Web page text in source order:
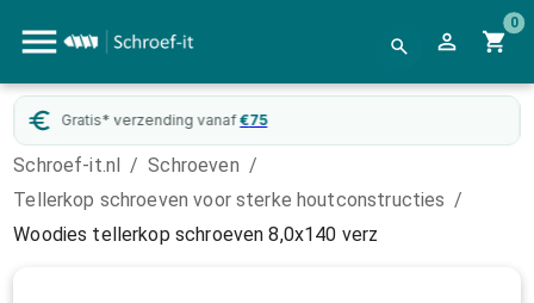
0
verzending vanaf €75
Schroef-it.nl / Schroeven /
Tellerkop schroeven voor sterke houtconstructies /
Woodies tellerkop schroeven 8,0x140 verz